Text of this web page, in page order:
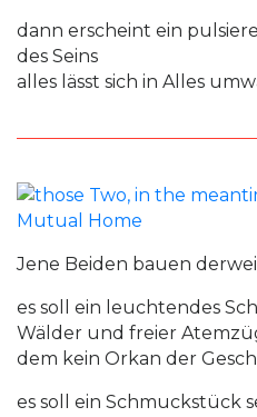
dann erscheint ein
des Seins
alles lässt sich in Alles
Jene Beiden bauen
es soll ein leuchtendes
Wälder und freier
dem kein Orkan der
es soll ein Schmuckstück